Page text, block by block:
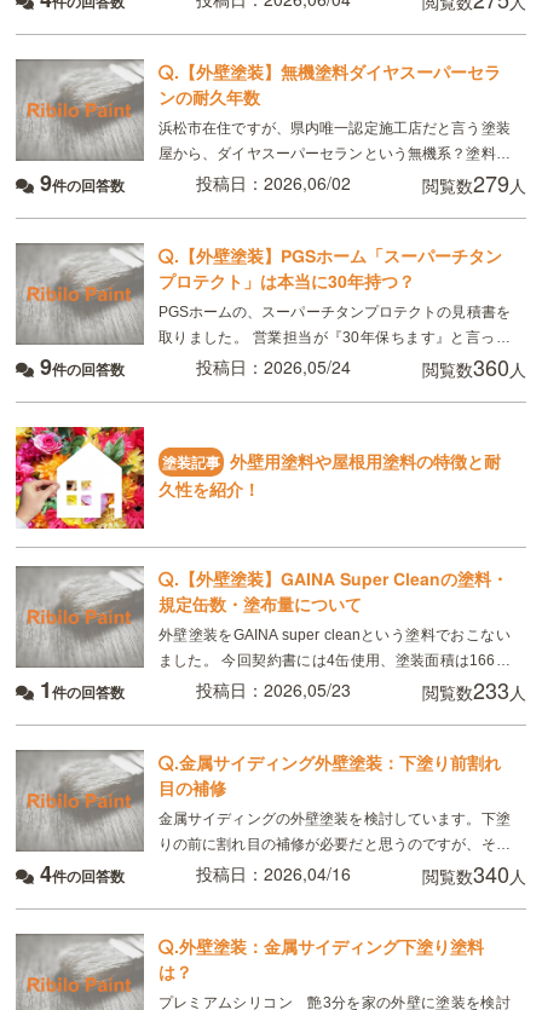
. 【外壁塗装】無機塗料ダイヤスーパーセラ
ンの耐久年数
浜松市在住ですが、県内唯一認定施工店だと言う塗装
屋から、ダイヤスーパーセランという無機系？塗料の
見積もりを取りました。 ダイヤスーパーセランは
9件の回答数 投稿日：2026,06/02 閲覧数279人
. 【外壁塗装】PGSホーム「スーパーチタン
プロテクト」は本当に30年持つ？
PGSホームの、スーパーチタンプロテクトの見積書を
取りました。 営業担当が『30年保ちます』と言って
いましたが、ネットで調べたら、15年〜20年と書い
9件の回答数 投稿日：2026,05/24 閲覧数360人
塗装記事 外壁用塗料や屋根用塗料の特徴と耐
久性を紹介！
. 【外壁塗装】GAINA Super Cleanの塗料・
規定缶数・塗布量について
外壁塗装をGAINA super cleanという塗料でおこない
ました。 今回契約書には4缶使用、塗装面積は166㎡
と記載がありました。 実際はGAINA2缶、GAINA
1件の回答数 投稿日：2026,05/23 閲覧数233人
.金属サイディング外壁塗装：下塗り前割れ
目の補修
金属サイディングの外壁塗装を検討しています。下塗
りの前に割れ目の補修が必要だと思うのですが、その
場合補修剤は何を使用すればいいのでしょうか？ 塗装
4件の回答数 投稿日：2026,04/16 閲覧数340人
.外壁塗装：金属サイディング下塗り塗料
は？
プレミアムシリコン 艶3分を家の外壁に塗装を検討